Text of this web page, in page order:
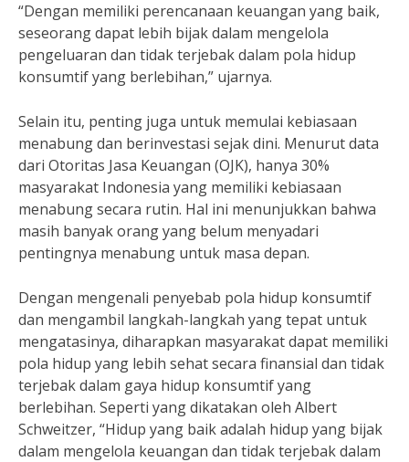
“Dengan memiliki perencanaan keuangan yang baik,
seseorang dapat lebih bijak dalam mengelola
pengeluaran dan tidak terjebak dalam pola hidup
konsumtif yang berlebihan,” ujarnya.
Selain itu, penting juga untuk memulai kebiasaan
menabung dan berinvestasi sejak dini. Menurut data
dari Otoritas Jasa Keuangan (OJK), hanya 30%
masyarakat Indonesia yang memiliki kebiasaan
menabung secara rutin. Hal ini menunjukkan bahwa
masih banyak orang yang belum menyadari
pentingnya menabung untuk masa depan.
Dengan mengenali penyebab pola hidup konsumtif
dan mengambil langkah-langkah yang tepat untuk
mengatasinya, diharapkan masyarakat dapat memiliki
pola hidup yang lebih sehat secara finansial dan tidak
terjebak dalam gaya hidup konsumtif yang
berlebihan. Seperti yang dikatakan oleh Albert
Schweitzer, “Hidup yang baik adalah hidup yang bijak
dalam mengelola keuangan dan tidak terjebak dalam